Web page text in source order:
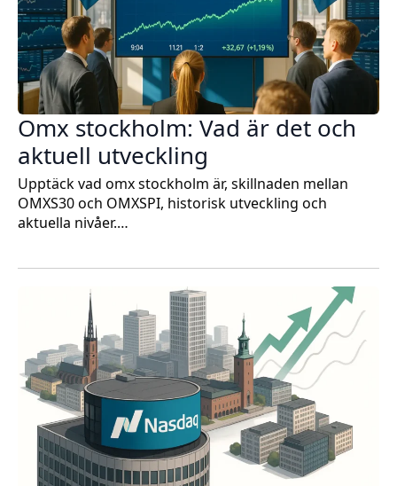
Omx stockholm: Vad är det och
aktuell utveckling
Upptäck vad omx stockholm är, skillnaden mellan
OMXS30 och OMXSPI, historisk utveckling och
aktuella nivåer.…